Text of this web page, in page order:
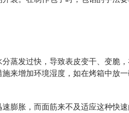
蒸发过快，导致表皮变干、变脆
来增加环境湿度，如在烤箱中放
膨胀，而面筋来不及适应这种快